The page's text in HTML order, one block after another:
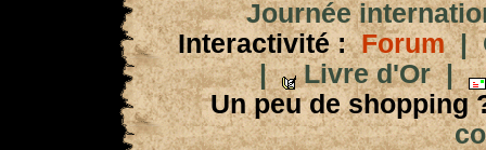
Journée
Interactivité : Forum|
|
Livre d'Or|
Un peu de shopping